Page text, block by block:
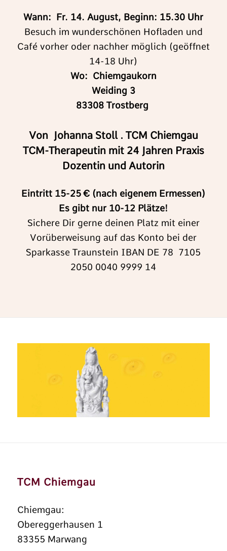
Wann: Fr. 14. August, Beginn: 15.30 Uhr
Besuch im wunderschönen Hofladen und
Café vorher oder nachher möglich (geöffnet
14-18 Uhr)
Wo: Chiemgaukorn
Weiding 3
83308 Trostberg
Von Johanna Stoll . TCM Chiemgau
TCM-Therapeutin mit 24 Jahren Praxis
Dozentin und Autorin
Eintritt 15-25 € (nach eigenem Ermessen)
Es gibt nur 10-12 Plätze!
Sichere Dir gerne deinen Platz mit einer
Vorüberweisung auf das Konto bei der
Sparkasse Traunstein IBAN DE 78 7105
2050 0040 9999 14
TCM Chiemgau
Chiemgau:
Obereggerhausen 1
83355 Marwang